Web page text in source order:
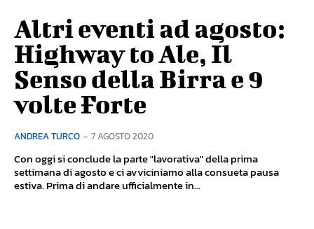
Altri eventi ad agosto:
Highway to Ale, Il
Senso della Birra e 9
volte Forte
ANDREA TURCO - 7 AGOSTO 2020
Con oggi si conclude la parte "lavorativa" della prima
settimana di agosto e ci avviciniamo alla consueta pausa
estiva. Prima di andare ufficialmente in...